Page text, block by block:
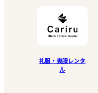
礼服・喪服レンタ
ル